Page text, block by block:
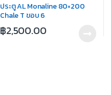
ประตู AL Monaline 80×200
Chale T ขอบ 6
฿2,500.00